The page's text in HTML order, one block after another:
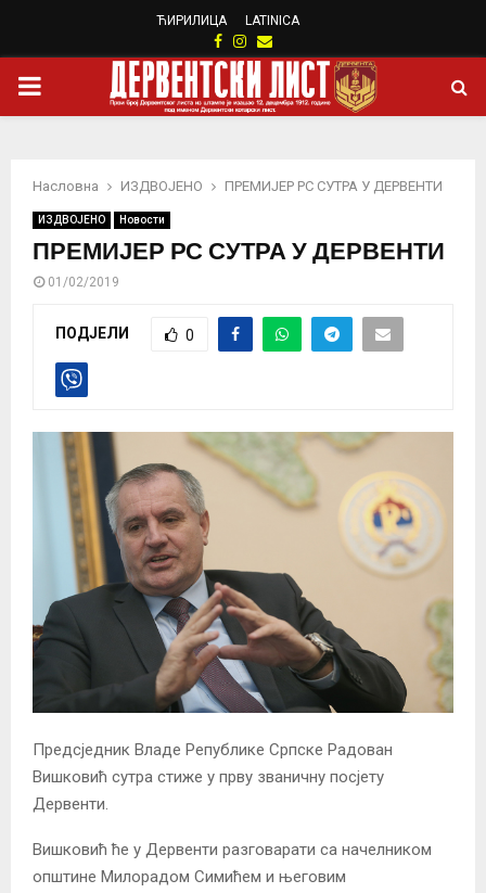
ЋИРИЛИЦА LATINICA
Facebook
Instagram
Email
PRIMARY
Насловна ИЗДВОЈЕНО ПРЕМИЈЕР РС СУТРА У ДЕРВЕНТИ
ИЗДВОЈЕНО Новости
ПРЕМИЈЕР РС СУТРА У ДЕРВЕНТИ
01/02/2019
ПОДЈЕЛИ 0
Предсједник Владе Републике Српске Радован
Вишковић сутра стиже у прву званичну посјету
Дервенти.
Вишковић ће у Дервенти разговарати са начелником
општине Милорадом Симићем и његовим